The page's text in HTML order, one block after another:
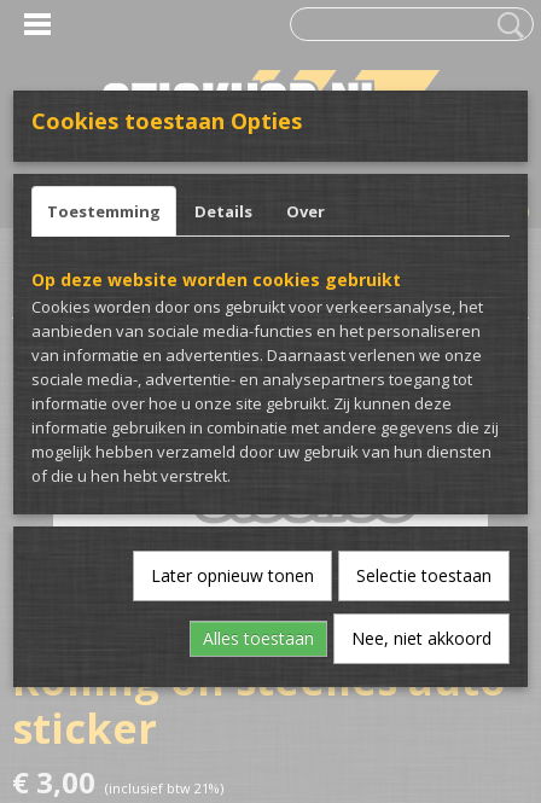
Inloggen Registreren
(0)
Home >Stickers>Voor de auto>Winter/zomer stickers>
steelies auto sticker
Rolling on steelies auto
sticker
€ 3,00 (inclusief btw 21%)
Cookies toestaan Opties
Toestemming Details Over
Op deze website worden cookies gebruikt
Cookies worden door ons gebruikt voor verkeersanalyse, het
aanbieden van sociale media-functies en het personaliseren
van informatie en advertenties. Daarnaast verlenen we onze
sociale media-, advertentie- en analysepartners toegang tot
informatie over hoe u onze site gebruikt. Zij kunnen deze
informatie gebruiken in combinatie met andere gegevens die zij
mogelijk hebben verzameld door uw gebruik van hun diensten
of die u hen hebt verstrekt.
Later opnieuw tonen Selectie toestaan
Alles toestaan Nee, niet akkoord